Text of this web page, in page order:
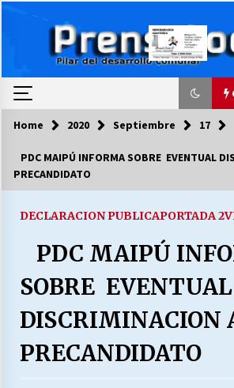
COLUMNISTA
03/08/2026
LA DC POR
28/07/2026
“ORGULLOSOS DE SER DC”
27/07/2026
Home 2020 Septiembre 17
PDC MAIPÚ INFORMA SOBRE EVENTUAL
PRECANDIDATO
DECLARACION PUBLICAPORTADA 2
PDC MAIPÚ
SOBRE EVENTUAL
DISCRIMINACION
PRECANDIDATO